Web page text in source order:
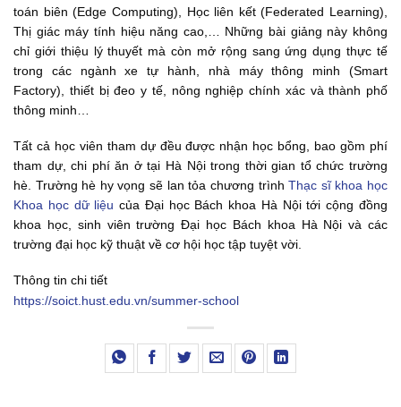
toán biên (Edge Computing), Học liên kết (Federated Learning),
Thị giác máy tính hiệu năng cao,… Những bài giảng này không
chỉ giới thiệu lý thuyết mà còn mở rộng sang ứng dụng thực tế
trong các ngành xe tự hành, nhà máy thông minh (Smart
Factory), thiết bị đeo y tế, nông nghiệp chính xác và thành phố
thông minh…
Tất cả học viên tham dự đều được nhận học bổng, bao gồm phí
tham dự, chi phí ăn ở tại Hà Nội trong thời gian tổ chức trường
hè. Trường hè hy vọng sẽ lan tỏa chương trìnhThạc sĩ khoa học
Khoa học dữ liệu của Đại học Bách khoa Hà Nội tới cộng đồng
khoa học, sinh viên trường Đại học Bách khoa Hà Nội và các
trường đại học kỹ thuật về cơ hội học tập tuyệt vời.
Thông tin chi tiết
https://soict.hust.edu.vn/summer-school